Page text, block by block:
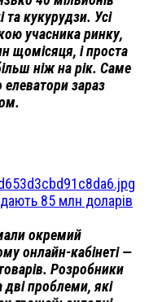
кукурудзи. Усі
учасника ринку,
щомісяця, і проста
ніж на рік. Саме
зараз
85 млн доларів
окремий
онлайн-кабінеті —
Розробники
дві проблеми, які